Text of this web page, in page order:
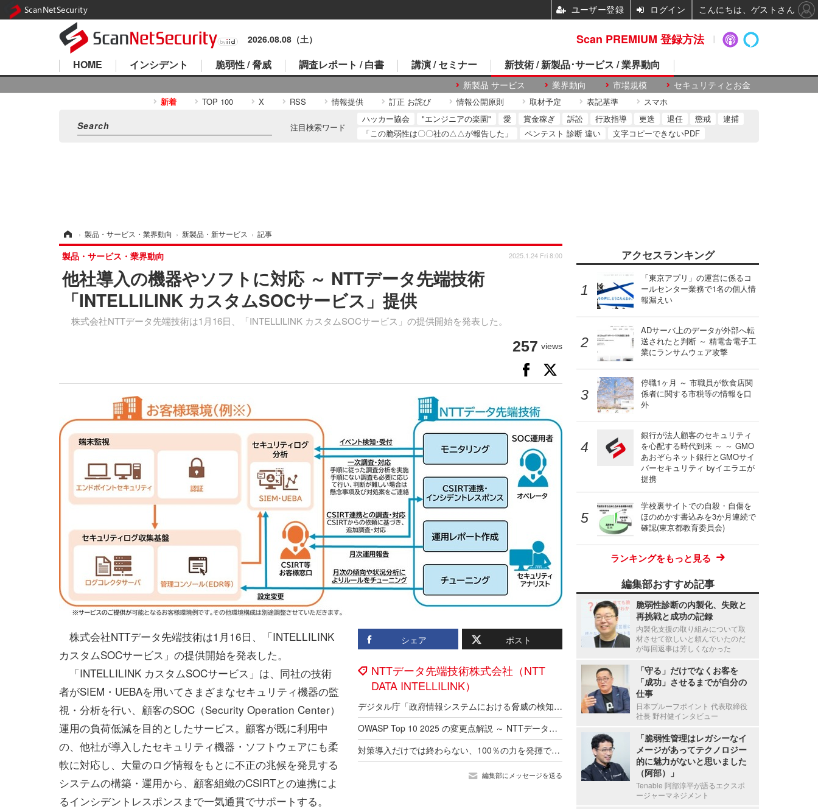
2026.08.08（土）
HOME インシデント 脆弱性 / 脅威 調査レポート / 白書 講演 / セミナー 新技術 / 新製品･サービス / 業界動向
新製品 サービス 業界動向 市場規模 セキュリティとお金
新着 TOP 100 X RSS 情報提供 訂正 お詫び 情報公開原則 取材予定 表記基準 スマホ
注目検索ワード
ハッカー協会 "エンジニアの楽園" 愛 賞金稼ぎ 訴訟 行政指導 更迭 退任 懲戒
逮捕
「この脆弱性は〇〇社の△△が報告した」
ペンテスト 診断 違い 文字コピーできないPDF
› 製品・サービス・業界動向 › 新製品・新サービス › 記事
他社導入の機器やソフトに対応 ～ NTTデータ先端技術
「INTELLILINK カスタムSOCサービス」提供
株式会社NTTデータ先端技術は1月16日、「INTELLILINK カスタムSOCサービス」の提供開始を発表した。
製品・サービス・業界動向 2025.1.24 Fri 8:00
257 views
シェア ポスト
NTTデータ先端技術株式会社（NTT
DATA INTELLILINK）
デジタル庁「政府情報システムにおける脅威の検知・対応のためのログ取得・分析導入ガイドブック」に NTTデータ先端の技術者がレビュー協力
OWASP Top 10 2025 の変更点解説 ～ NTTデータ先端技術
対策導入だけでは終わらない、100％の力を発揮できていない「落とし穴」を塞げ ～ NTTデータ先端技術が語るランサムウェア対策の実践
編集部にメッセージを送る
株式会社NTTデータ先端技術は1月16日、「INTELLILINK
カスタムSOCサービス」の提供開始を発表した。
「INTELLILINK カスタムSOCサービス」は、同社の技術
者がSIEM・UEBAを用いてさまざまなセキュリティ機器の監
視・分析を行い、顧客のSOC（Security Operation Center）
運用の負荷低減を目的としたサービス。顧客が既に利用中
の、他社が導入したセキュリティ機器・ソフトウェアにも柔
軟に対応し、大量のログ情報をもとに不正の兆候を発見する
システムの構築・運用から、顧客組織のCSIRTとの連携によ
るインシデントレスポンスまで一気通貫でサポートする。
アクセスランキング
「東京アプリ」の運営に係るコ
ールセンター業務で1名の個人情
報漏えい
ADサーバ上のデータが外部へ転
送されたと判断 ～ 精電舎電子工
業にランサムウェア攻撃
停職1ヶ月 ～ 市職員が飲食店関
係者に関する市税等の情報を口
外
銀行が法人顧客のセキュリティ
を心配する時代到来 ～ ～ GMO
あおぞらネット銀行とGMOサイ
バーセキュリティ byイエラエが
提携
学校裏サイトでの自殺・自傷を
ほのめかす書込みを3か月連続で
確認(東京都教育委員会)
ランキングをもっと見る
編集部おすすめ記事
脆弱性診断の内製化、失敗と
再挑戦と成功の記録
内製化支援の取り組みについて取
材させて欲しいと頼んでいたのだ
が毎回返事は芳しくなかった
「守る」だけでなくお客を
「成功」させるまでが自分の
仕事
日本プルーフポイント 代表取締役
社長 野村健インタビュー
「脆弱性管理はレガシーなイ
メージがあってテクノロジー
的に魅力がないと思いました
（阿部）」
Tenable 阿部淳平が語るエクスポ
ージャーマネジメント
Scan PREMIUM 登録方法
ScanNetSecurity ユーザー登録 ログイン こんにちは、ゲストさん